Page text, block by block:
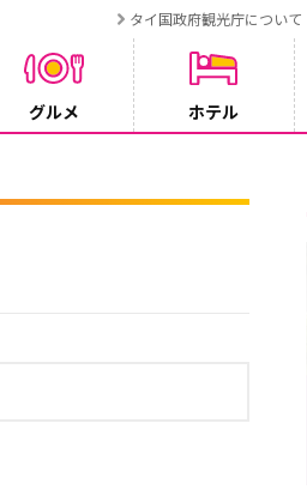
タイ国政府観光庁について
グルメ ホテル